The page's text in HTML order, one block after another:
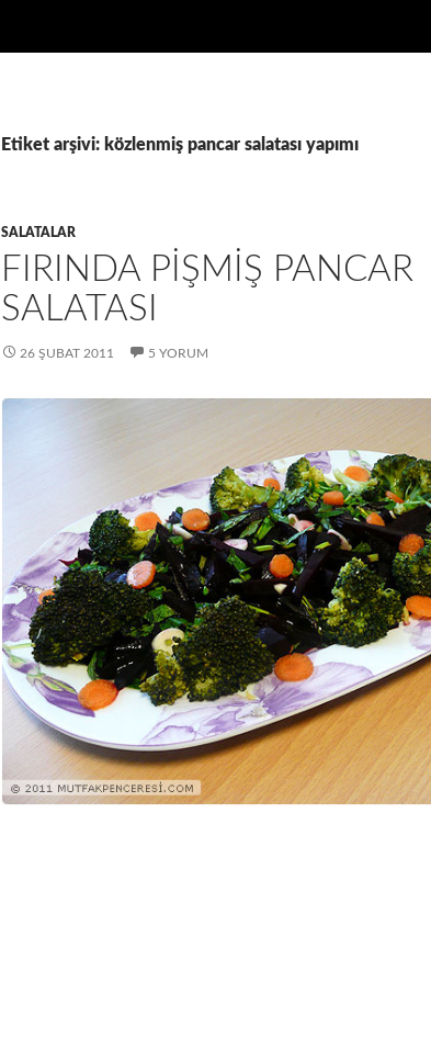
Etiket arşivi: közlenmiş pancar salatası yapımı
SALATALAR
FIRINDA PIŞMIŞ PANCAR
SALATASI
26 ŞUBAT 2011 5 YORUM